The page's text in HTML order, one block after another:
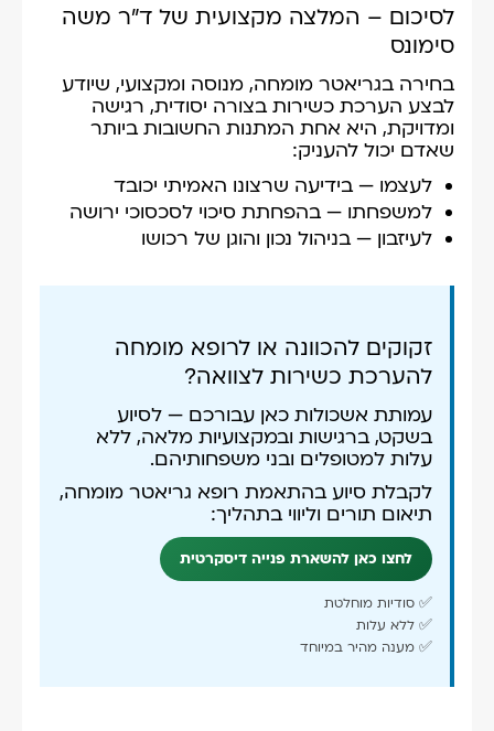
לסיכום – המלצה מקצועית של ד"ר משה
סימונס
בחירה בגריאטר מומחה, מנוסה ומקצועי, שיודע
לבצע הערכת כשירות בצורה יסודית, רגישה
ומדויקת, היא אחת המתנות החשובות ביותר
שאדם יכול להעניק:
לעצמו — בידיעה שרצונו האמיתי יכובד
למשפחתו — בהפחתת סיכוי לסכסוכי ירושה
לעיזבון — בניהול נכון והוגן של רכושו
זקוקים להכוונה או לרופא מומחה
להערכת כשירות לצוואה?
עמותת אשכולות כאן עבורכם — לסיוע
בשקט, ברגישות ובמקצועיות מלאה, ללא
עלות למטופלים ובני משפחותיהם.
לקבלת סיוע בהתאמת רופא גריאטר מומחה,
תיאום תורים וליווי בתהליך:
לחצו כאן להשארת פנייה דיסקרטית
✅ סודיות מוחלטת
✅ ללא עלות
✅ מענה מהיר במיוחד